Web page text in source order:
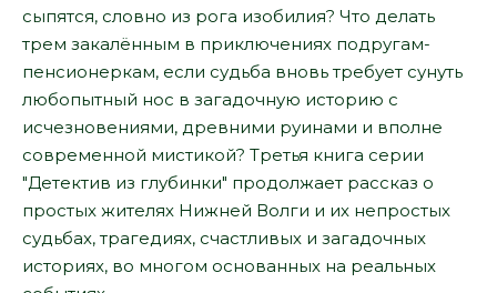
сыпятся, словно из рога изобилия? Что делать
трем закалённым в приключениях подругам-
пенсионеркам, если судьба вновь требует сунуть
любопытный нос в загадочную историю с
исчезновениями, древними руинами и вполне
современной мистикой? Третья книга серии
"Детектив из глубинки" продолжает рассказ о
простых жителях Нижней Волги и их непростых
судьбах, трагедиях, счастливых и загадочных
историях, во многом основанных на реальных